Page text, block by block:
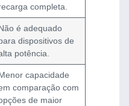
completa.
é adequado
dispositivos de
potência.
capacidade
comparação com
de maior